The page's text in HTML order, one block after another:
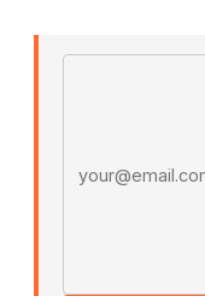
Es La Hora de